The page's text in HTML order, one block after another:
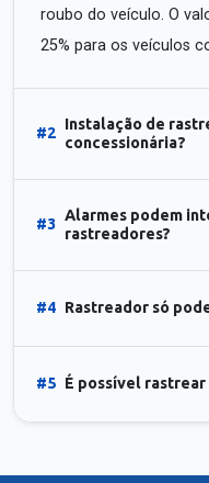
roubo do veículo. O
25% para os veículos
#2
Instalação de
concessionária?
#3
Alarmes podem
rastreadores?
#4 Rastreador só
#5 É possível